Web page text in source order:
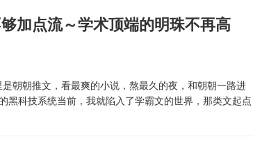
加点流～学术顶端的明珠不再高
朝推文，看最爽的小说，熬最久的夜，和朝朝一路进
科技系统当前，我就陷入了学霸文的世界，那类文起点